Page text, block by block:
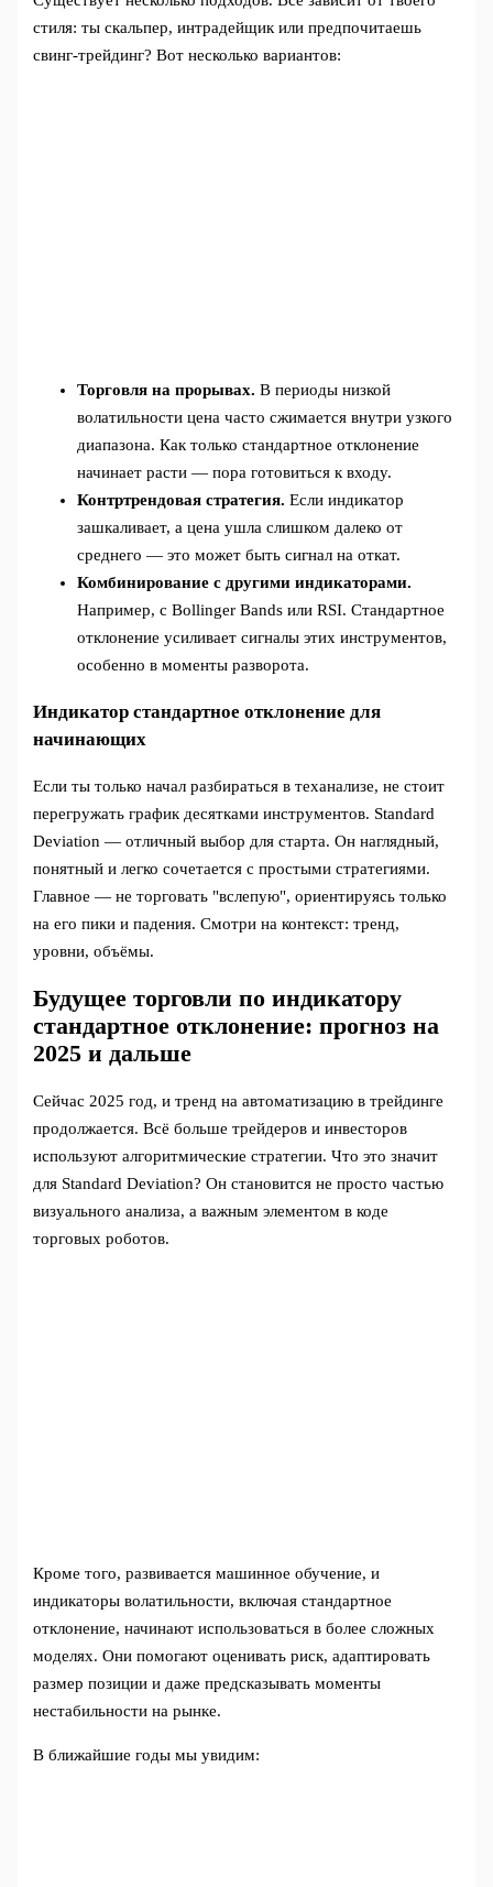
стиля: ты скальпер, интрадейщик или предпочитаешь
свинг-трейдинг? Вот несколько вариантов:
Торговля на прорывах. В периоды низкой
волатильности цена часто сжимается внутри узкого
диапазона. Как только стандартное отклонение
начинает расти — пора готовиться к входу.
Контртрендовая стратегия. Если индикатор
зашкаливает, а цена ушла слишком далеко от
среднего — это может быть сигнал на откат.
Комбинирование с другими индикаторами.
Например, с Bollinger Bands или RSI. Стандартное
отклонение усиливает сигналы этих инструментов,
особенно в моменты разворота.
Индикатор стандартное отклонение для
начинающих
Если ты только начал разбираться в теханализе, не стоит
перегружать график десятками инструментов. Standard
Deviation — отличный выбор для старта. Он наглядный,
понятный и легко сочетается с простыми стратегиями.
Главное — не торговать "вслепую", ориентируясь только
на его пики и падения. Смотри на контекст: тренд,
уровни, объёмы.
Будущее торговли по индикатору
стандартное отклонение: прогноз на
2025 и дальше
Сейчас 2025 год, и тренд на автоматизацию в трейдинге
продолжается. Всё больше трейдеров и инвесторов
используют алгоритмические стратегии. Что это значит
для Standard Deviation? Он становится не просто частью
визуального анализа, а важным элементом в коде
торговых роботов.
Кроме того, развивается машинное обучение, и
индикаторы волатильности, включая стандартное
отклонение, начинают использоваться в более сложных
моделях. Они помогают оценивать риск, адаптировать
размер позиции и даже предсказывать моменты
нестабильности на рынке.
В ближайшие годы мы увидим: